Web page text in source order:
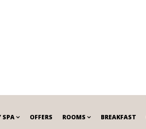
SPA OFFERS ROOMS BREAKFAST